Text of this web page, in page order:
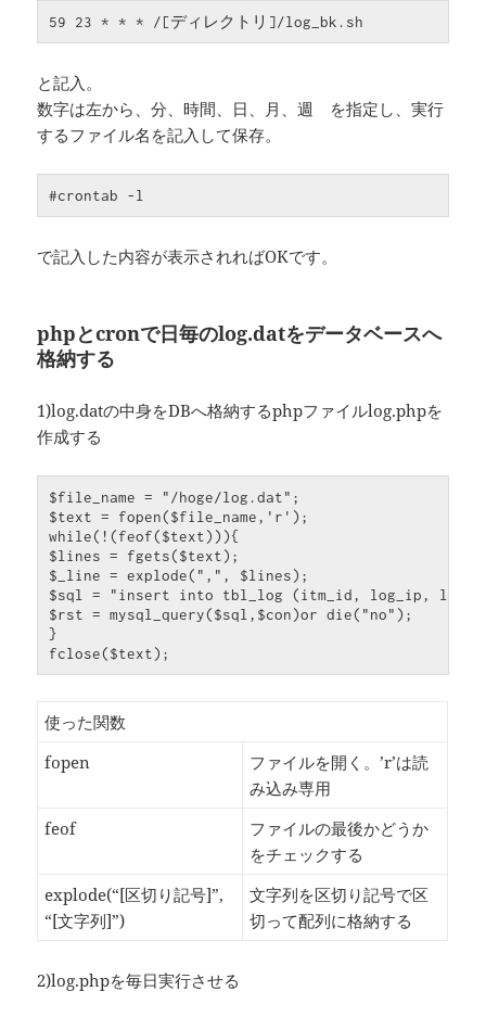
59 23 * * * /[ディレクトリ]/log_bk.sh
と記入。
数字は左から、分、時間、日、月、週 を指定し、実行
するファイル名を記入して保存。
#crontab -l
で記入した内容が表示されればOKです。
phpとcronで日毎のlog.datをデータベースへ
格納する
1)log.datの中身をDBへ格納するphpファイルlog.phpを
作成する
$file_name = "/hoge/log.dat";
$text = fopen($file_name,'r');
while(!(feof($text))){
$lines = fgets($text);
$_line = explode(",", $lines);
$sql = "insert into tbl_log (itm_id, log_ip,
$rst = mysql_query($sql,$con)or die("no");
}
fclose($text);
使った関数
fopen
ファイルを開く。’r’は読
み込み専用
feof
ファイルの最後かどうか
をチェックする
explode(“[区切り記号]”,
“[文字列]”)
文字列を区切り記号で区
切って配列に格納する
2)log.phpを毎日実行させる